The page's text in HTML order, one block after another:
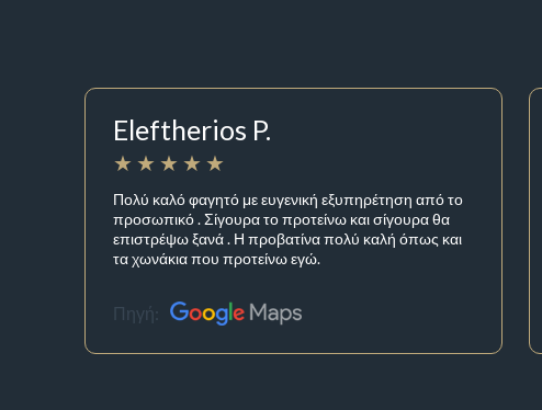
Eleftherios P.
Πολύ καλό φαγητό με ευγενική εξυπηρέτηση από το
προσωπικό . Σίγουρα το προτείνω και σίγουρα θα
επιστρέψω ξανά . Η προβατίνα πολύ καλή όπως και
τα χωνάκια που προτείνω εγώ.
Πηγή: